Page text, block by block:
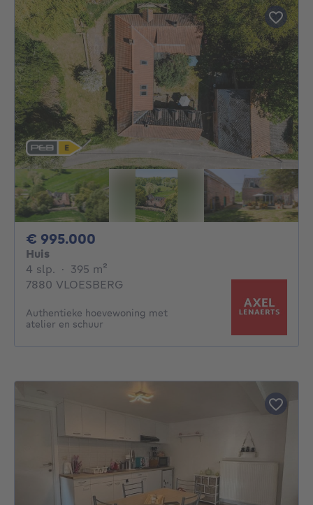
€ 995.000
Huis
4 slp. 4 slaapkamers
· 395 m²
7880 VLOESBERG
Authentieke hoevewoning met
atelier en schuur